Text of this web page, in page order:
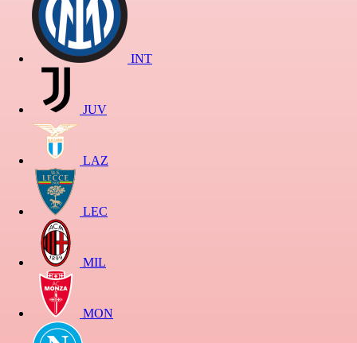
INT
JUV
LAZ
LEC
MIL
MON